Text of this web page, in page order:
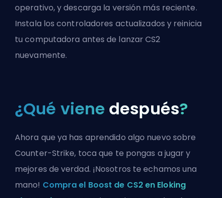
operativo, y descarga la versión más reciente.
Instala los controladores actualizados y reinicia
tu computadora antes de lanzar CS2
nuevamente.
¿Qué viene después?
Ahora que ya has aprendido algo nuevo sobre
Counter-Strike, toca que te pongas a jugar y
mejores de verdad. ¡Nosotros te echamos una
mano! Compra el Boost de CS2 en Eloking